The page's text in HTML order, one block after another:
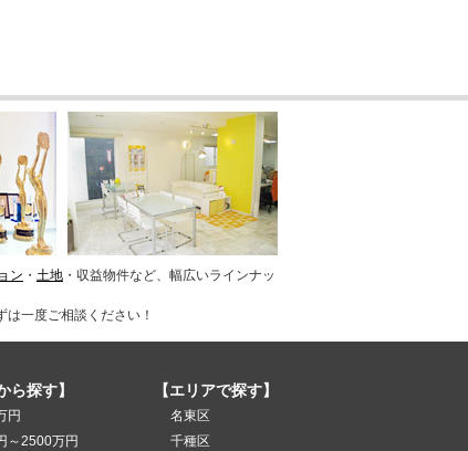
ン ・ 土地 ・収益物件など、幅広いラインナッ
一度ご相談ください！
ら探す】
円
～2500万円
【エリアで探す】
名東区
千種区